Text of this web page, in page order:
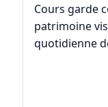
Cours garde
patrimoine
quotidienne